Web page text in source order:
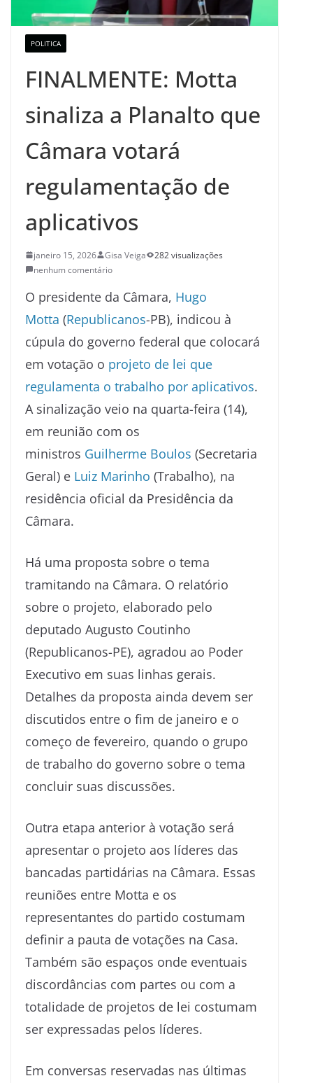
POLITICA
FINALMENTE: Motta
sinaliza a Planalto que
Câmara votará
regulamentação de
aplicativos
janeiro 15, 2026 Gisa Veiga
282 visualizações
nenhum comentário
O presidente da Câmara, Hugo
Motta (Republicanos-PB), indicou à
cúpula do governo federal que colocará
em votação o projeto de lei que
regulamenta o trabalho por aplicativos.
A sinalização veio na quarta-feira (14),
em reunião com os
ministros Guilherme Boulos (Secretaria
Geral) e Luiz Marinho (Trabalho), na
residência oficial da Presidência da
Câmara.
Há uma proposta sobre o tema
tramitando na Câmara. O relatório
sobre o projeto, elaborado pelo
deputado Augusto Coutinho
(Republicanos-PE), agradou ao Poder
Executivo em suas linhas gerais.
Detalhes da proposta ainda devem ser
discutidos entre o fim de janeiro e o
começo de fevereiro, quando o grupo
de trabalho do governo sobre o tema
concluir suas discussões.
Outra etapa anterior à votação será
apresentar o projeto aos líderes das
bancadas partidárias na Câmara. Essas
reuniões entre Motta e os
representantes do partido costumam
definir a pauta de votações na Casa.
Também são espaços onde eventuais
discordâncias com partes ou com a
totalidade de projetos de lei costumam
ser expressadas pelos líderes.
Em conversas reservadas nas últimas